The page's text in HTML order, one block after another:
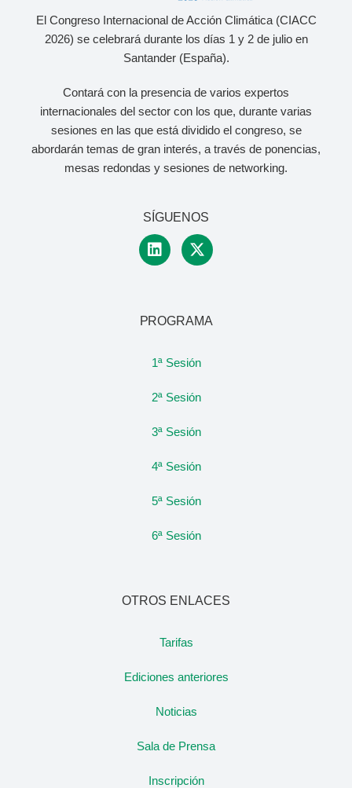
El Congreso Internacional de Acción Climática (CIACC
2026) se celebrará durante los días 1 y 2 de julio en
Santander (España).
Contará con la presencia de varios expertos
internacionales del sector con los que, durante varias
sesiones en las que está dividido el congreso, se
abordarán temas de gran interés, a través de ponencias,
mesas redondas y sesiones de networking.
SÍGUENOS
PROGRAMA
1ª Sesión
2ª Sesión
3ª Sesión
4ª Sesión
5ª Sesión
6ª Sesión
OTROS ENLACES
Tarifas
Ediciones anteriores
Noticias
Sala de Prensa
Inscripción